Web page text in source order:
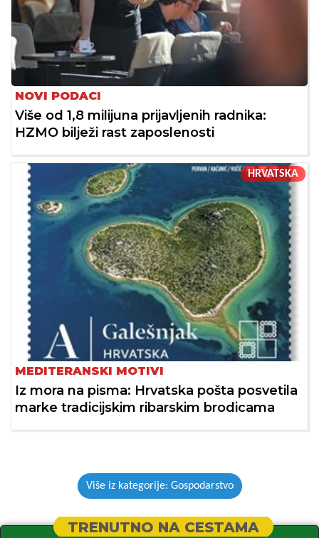
NOVI PODACI
Više od 1,8 milijuna prijavljenih radnika:
HZMO bilježi rast zaposlenosti
HRVATSKA
MEDITERANSKI MOTIVI
Iz mora na pisma: Hrvatska pošta posvetila
marke tradicijskim ribarskim brodicama
Više iz kategorije: Gospodarstvo
TRENUTNO NA CESTAMA